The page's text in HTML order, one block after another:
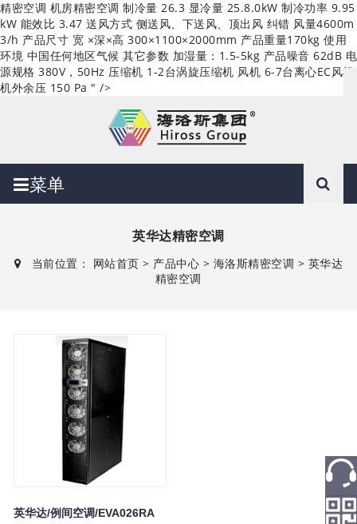
精密空调 机房精密空调 制冷量 26.3 显冷量 25.8.0kW 制冷功率 9.95
kW 能效比 3.47 送风方式 侧送风、下送风、顶出风 纠错 风量4600m
3/h 产品尺寸 宽 ×深×高 300×1100×2000mm 产品重量170kg 使用
环境 中国任何地区气候 其它参数 加湿量：1.5-5kg 产品噪音 62dB 电
源规格 380V，50Hz 压缩机 1-2台涡旋压缩机 风机 6-7台离心EC风机
机外余压 150 Pa " />
菜单
英华达精密空调
当前位置： 网站首页 > 产品中心 > 海洛斯精密空调 > 英华达
精密空调
英华达/例间空调/EVA026RA 热线